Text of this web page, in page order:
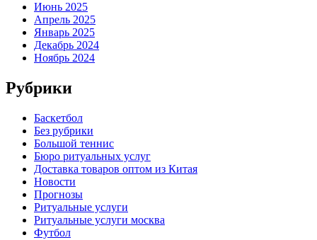
Июнь 2025
Апрель 2025
Январь 2025
Декабрь 2024
Ноябрь 2024
Рубрики
Баскетбол
Без рубрики
Большой теннис
Бюро ритуальных услуг
Доставка товаров оптом из Китая
Новости
Прогнозы
Ритуальные услуги
Ритуальные услуги москва
Футбол